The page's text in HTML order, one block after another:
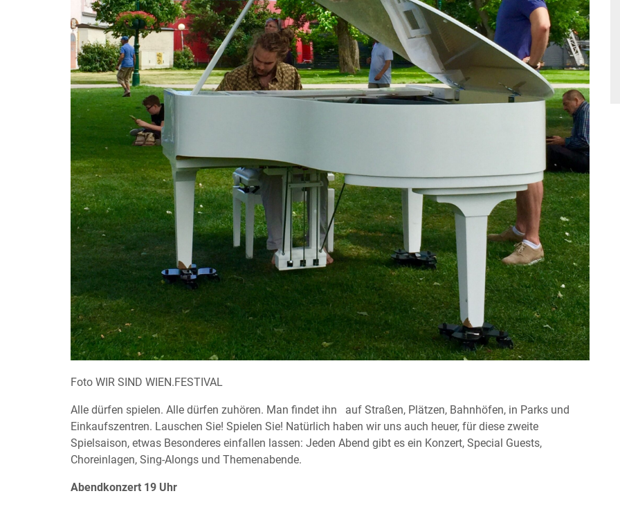
Foto WIR SIND WIEN.FESTIVAL
Alle dürfen spielen. Alle dürfen zuhören. Man findet ihn auf Straßen, Plätzen, Bahnhöfen, in Parks und
Einkaufszentren. Lauschen Sie! Spielen Sie! Natürlich haben wir uns auch heuer, für diese zweite
Spielsaison, etwas Besonderes einfallen lassen: Jeden Abend gibt es ein Konzert, Special Guests,
Choreinlagen, Sing-Alongs und Themenabende.
Abendkonzert 19 Uhr